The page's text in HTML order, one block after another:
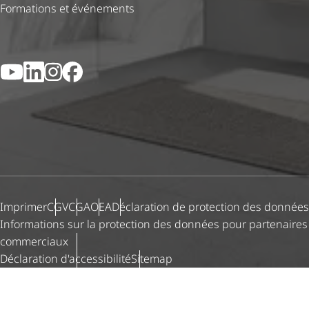
Formations et événements
YouTubeLinkedIn
Instagram
Facebook
ImprimerCGVCGAOEADéclaration de protection des données
Informations sur la protection des données pour partenaires
commerciaux
Déclaration d'ac­ces­si­bi­litéSitemap